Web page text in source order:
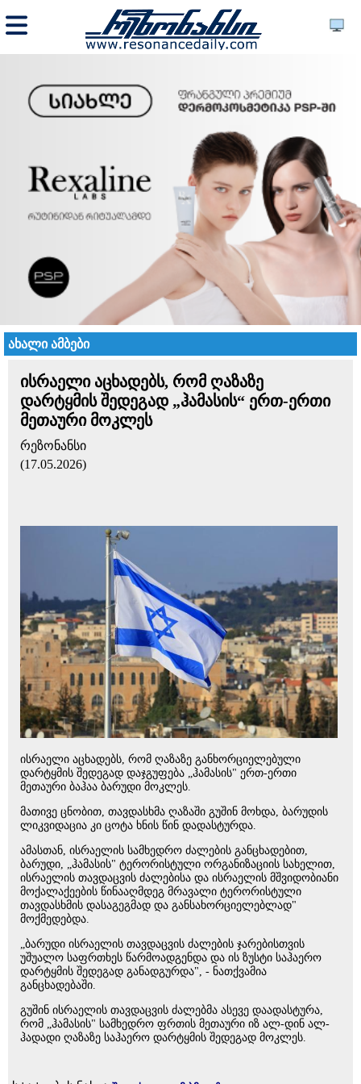
ახალი ამბები
ისრაელი აცხადებს, რომ ღაზაზე
დარტყმის შედეგად „ჰამასის“ ერთ-ერთი
მეთაური მოკლეს
რეზონანსი
(17.05.2026)
ისრაელი აცხადებს, რომ ღაზაზე განხორციელებული
დარტყმის შედეგად დაჯგუფება „ჰამასის" ერთ-ერთი
მეთაური ბაჰაა ბარუდი მოკლეს.
მათივე ცნობით, თავდასხმა ღაზაში გუშინ მოხდა, ბარუდის
ლიკვიდაცია კი ცოტა ხნის წინ დადასტურდა.
ამასთან, ისრაელის სამხედრო ძალების განცხადებით,
ბარუდი, „ჰამასის" ტერორისტული ორგანიზაციის სახელით,
ისრაელის თავდაცვის ძალებისა და ისრაელის მშვიდობიანი
მოქალაქეების წინააღმდეგ მრავალი ტერორისტული
თავდასხმის დასაგეგმად და განსახორციელებლად"
მოქმედებდა.
„ბარუდი ისრაელის თავდაცვის ძალების ჯარებისთვის
უშუალო საფრთხეს წარმოადგენდა და ის ზუსტი საჰაერო
დარტყმის შედეგად განადგურდა", - ნათქვამია
განცხადებაში.
გუშინ ისრაელის თავდაცვის ძალებმა ასევე დაადასტურა,
რომ „ჰამასის" სამხედრო ფრთის მეთაური იზ ალ-დინ ალ-
ჰადადი ღაზაზე საჰაერო დარტყმის შედეგად მოკლეს.